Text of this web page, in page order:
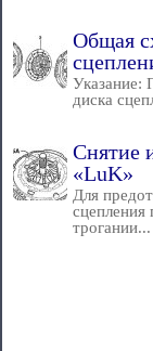
Общая
Указание:
диска
Снятие
«LuK»
Для
сцепления
трогании...